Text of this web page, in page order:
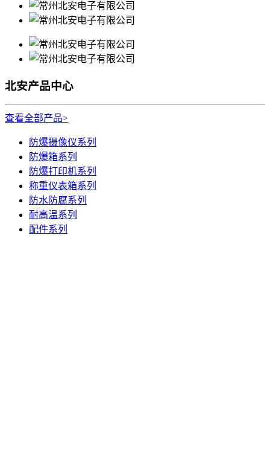
北安产品中心
查看全部产品>
防爆摄像仪系列
防爆箱系列
防爆打印机系列
称重仪表箱系列
防水防腐系列
耐高温系列
配件系列